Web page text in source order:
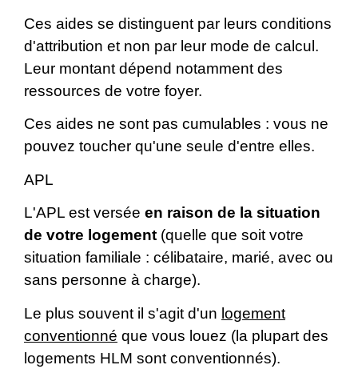
Ces aides se distinguent par leurs conditions
d'attribution et non par leur mode de calcul.
Leur montant dépend notamment des
ressources de votre foyer.
Ces aides ne sont pas cumulables : vous ne
pouvez toucher qu'une seule d'entre elles.
APL
L'APL est versée en raison de la situation
de votre logement (quelle que soit votre
situation familiale : célibataire, marié, avec ou
sans personne à charge).
Le plus souvent il s'agit d'un logement
conventionné que vous louez (la plupart des
logements HLM sont conventionnés).